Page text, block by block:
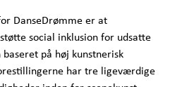
DanseDrømme er at
social inklusion for udsatte
på høj kunstnerisk
har tre ligeværdige